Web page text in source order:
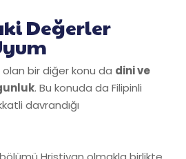
Değerler
bir diğer konu da dini ve
. Bu konuda da Filipinli
davrandığı